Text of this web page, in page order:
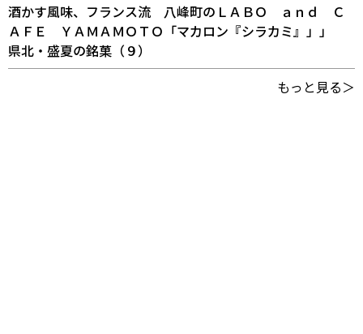
酒かす風味、フランス流 八峰町のＬＡＢＯ ａｎｄ Ｃ
ＡＦＥ ＹＡＭＡＭＯＴＯ「マカロン『シラカミ』」」
県北・盛夏の銘菓（９）
もっと見る＞